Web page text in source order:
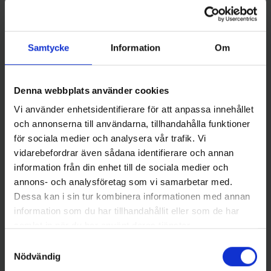
Samtycke Information Om
Denna webbplats använder cookies
Vi använder enhetsidentifierare för att anpassa innehållet
och annonserna till användarna, tillhandahålla funktioner
för sociala medier och analysera vår trafik. Vi
vidarebefordrar även sådana identifierare och annan
information från din enhet till de sociala medier och
annons- och analysföretag som vi samarbetar med.
Dessa kan i sin tur kombinera informationen med annan
information som du har tillhandahållit eller som de har
Nödvändig
Lasto Balanspirk 7 gr - Blå
49 kr
Alpina Blinken - Koppar Flash
119 kr
16 andra produkter i samma kategori: